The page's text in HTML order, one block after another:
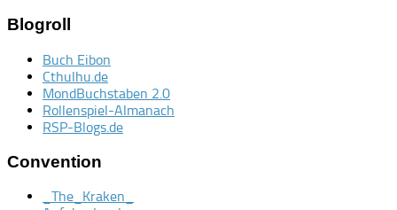
Blogroll
Buch Eibon
Cthulhu.de
MondBuchstaben 2.0
Rollenspiel-Almanach
RSP-Blogs.de
Convention
_The_Kraken_